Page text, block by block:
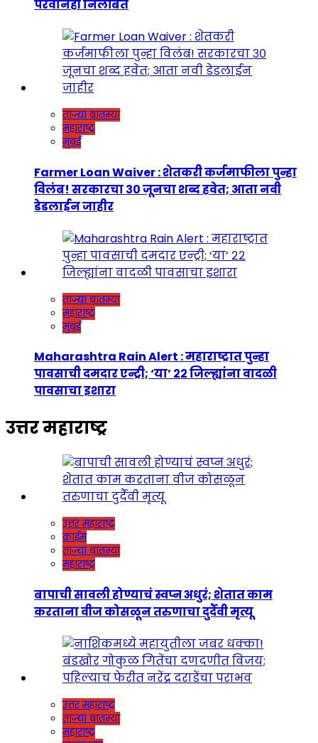
परवानेही निलंबित
ताज्या बातम्या
महाराष्ट्र
मुंबई
Farmer Loan Waiver : शेतकरी कर्जमाफीला पुन्हा
विलंब! सरकारचा ३० जूनचा शब्द हवेत; आता नवी
डेडलाईन जाहीर
ताज्या बातम्या
महाराष्ट्र
मुंबई
Maharashtra Rain Alert : महाराष्ट्रात पुन्हा
पावसाची दमदार एन्ट्री; ‘या’ २२ जिल्ह्यांना वादळी
पावसाचा इशारा
उत्तर महाराष्ट्र
उत्तर महाराष्ट्र
क्राईम
ताज्या बातम्या
महाराष्ट्र
बापाची सावली होण्याचं स्वप्न अधुरं; शेतात काम
करताना वीज कोसळून तरुणाचा दुर्दैवी मृत्यू
उत्तर महाराष्ट्र
ताज्या बातम्या
महाराष्ट्र